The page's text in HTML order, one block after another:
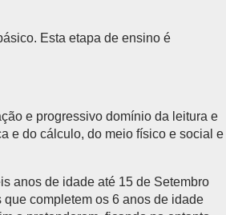
Esta etapa de ensino é
e progressivo domínio da leitura e
e do cálculo, do meio físico e social e
anos de idade até 15 de Setembro
completem os 6 anos de idade